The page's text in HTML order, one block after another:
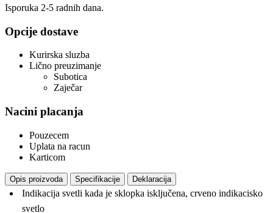
Isporuka 2-5 radnih dana.
Opcije dostave
Kurirska sluzba
Lično preuzimanje
Subotica
Zaječar
Nacini placanja
Pouzecem
Uplata na racun
Karticom
Opis proizvoda Specifikacije Deklaracija
Indikacija svetli kada je sklopka isključena, crveno indikacisko
svetlo